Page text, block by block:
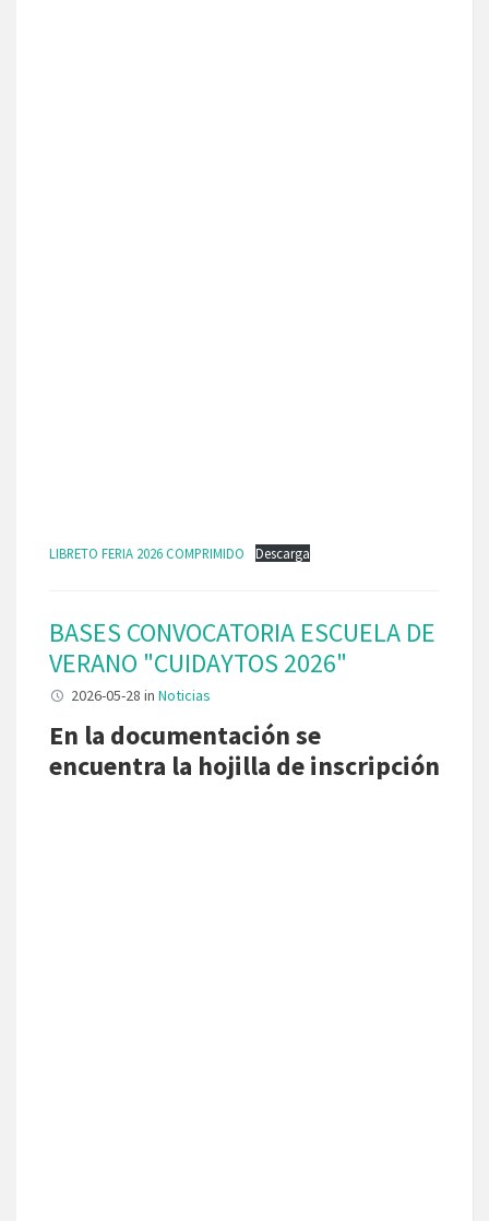
LIBRETO FERIA 2026 COMPRIMIDO Descarga
BASES CONVOCATORIA ESCUELA DE
VERANO "CUIDAYTOS 2026"
2026-05-28 in Noticias
En la documentación se
encuentra la hojilla de inscripción